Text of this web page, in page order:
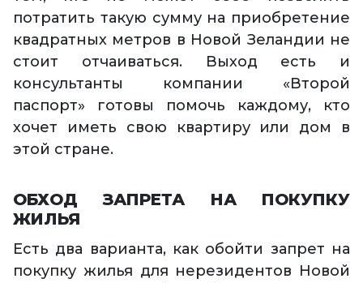
потратить такую сумму на приобретение
квадратных метров в Новой Зеландии не
стоит отчаиваться. Выход есть и
консультанты компании «Второй
паспорт» готовы помочь каждому, кто
хочет иметь свою квартиру или дом в
этой стране.
ОБХОД ЗАПРЕТА НА ПОКУПКУ
ЖИЛЬЯ
Есть два варианта, как обойти запрет на
покупку жилья для нерезидентов Новой